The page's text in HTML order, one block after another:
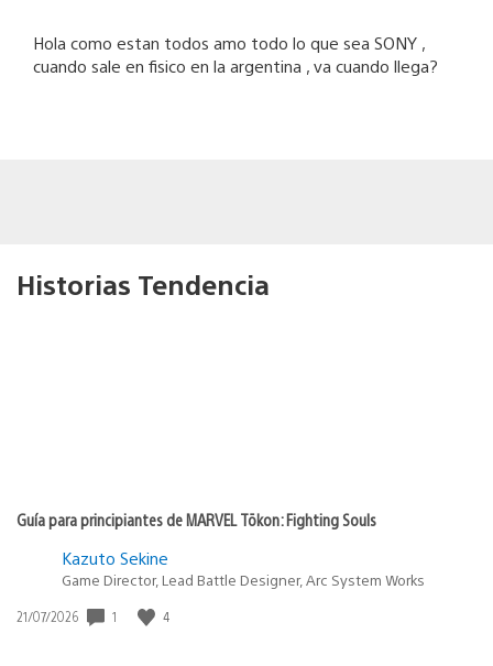
Hola como estan todos amo todo lo que sea SONY ,
cuando sale en fisico en la argentina , va cuando llega?
Historias Tendencia
Guía para principiantes de MARVEL Tōkon: Fighting Souls
Kazuto Sekine
Game Director, Lead Battle Designer, Arc System Works
Fecha
21/07/2026 1 4